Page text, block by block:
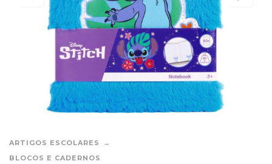
ARTIGOS ESCOLARES
BLOCOS E CADERNOS